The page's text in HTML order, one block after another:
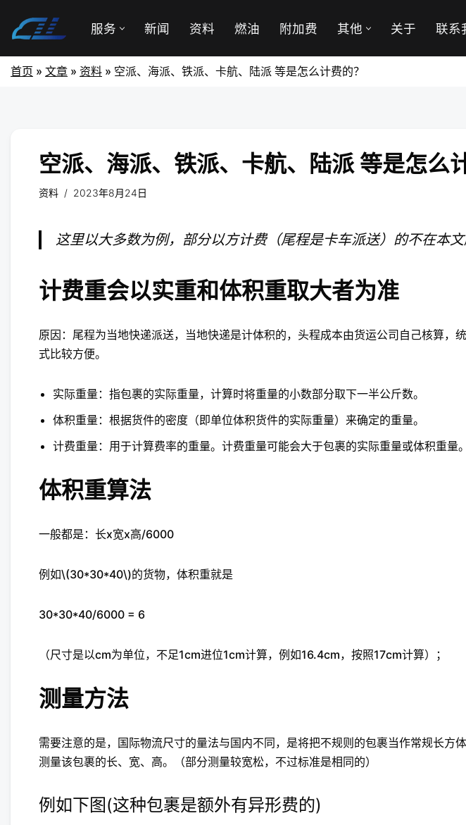
服务 新闻 资料 燃油 附加费 其他 关于 联系
首页 » 文章 » 资料 » 空派、海派、铁派、卡航、陆派 等是怎么计费的？
空派、海派、铁派、卡航、陆派 等是怎么
资料 2023年8月24日
这里以大多数为例，部分以方计费（尾程是卡车派送）的不在本文
计费重会以实重和体积重取大者为准
原因：尾程为当地快递派送，当地快递是计体积的，头程成本由货运公司自己核算，
式比较方便。
实际重量：指包裹的实际重量，计算时将重量的小数部分取下一半公斤数。
体积重量：根据货件的密度（即单位体积货件的实际重量）来确定的重量。
计费重量：用于计算费率的重量。计费重量可能会大于包裹的实际重量或体积重量。
体积重算法
一般都是：长x宽x高/6000
例如\(30*30*40\)的货物，体积重就是
30*30*40/6000 = 6
（尺寸是以cm为单位，不足1cm进位1cm计算，例如16.4cm，按照17cm计算）；
测量方法
需要注意的是，国际物流尺寸的量法与国内不同，是将把不规则的包裹当作常规长方
测量该包裹的长、宽、高。（部分测量较宽松，不过标准是相同的）
例如下图(这种包裹是额外有异形费的)